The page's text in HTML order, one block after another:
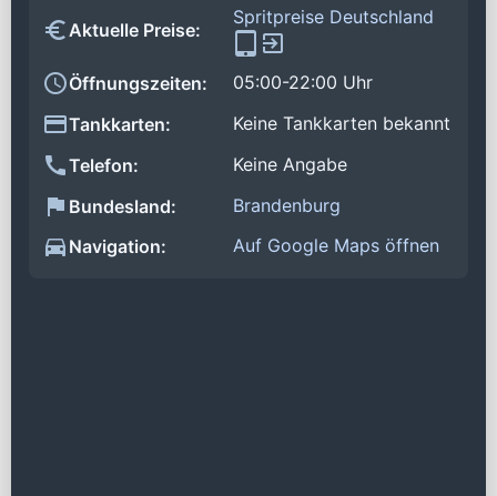
Aktuelle Preise:
Spritpreise Deutschland
Öffnungszeiten:
05:00-22:00 Uhr
Tankkarten:
Keine Tankkarten bekannt
Telefon:
Keine Angabe
Bundesland:
Brandenburg
Navigation:
Auf Google Maps öffnen